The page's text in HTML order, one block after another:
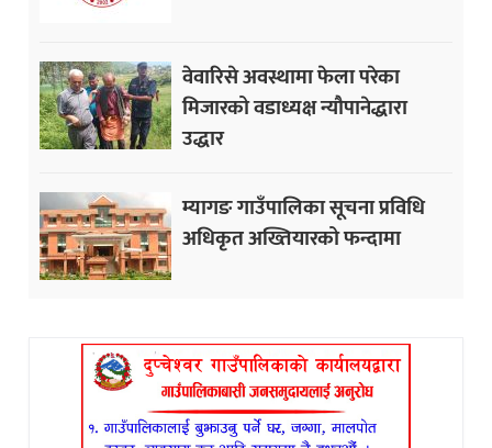
वेवारिसे अवस्थामा फेला परेका
मिजारको वडाध्यक्ष न्यौपानेद्धारा
उद्धार
म्यागङ गाउँपालिका सूचना प्रविधि
अधिकृत अख्तियारको फन्दामा